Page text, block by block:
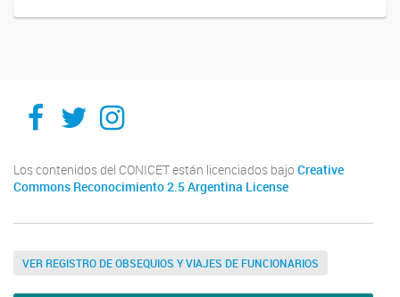
IthesIthesIthes
Los contenidos del CONICET están licenciados bajo Creative
Commons Reconocimiento 2.5 Argentina License
VER REGISTRO DE OBSEQUIOS Y VIAJES DE FUNCIONARIOS